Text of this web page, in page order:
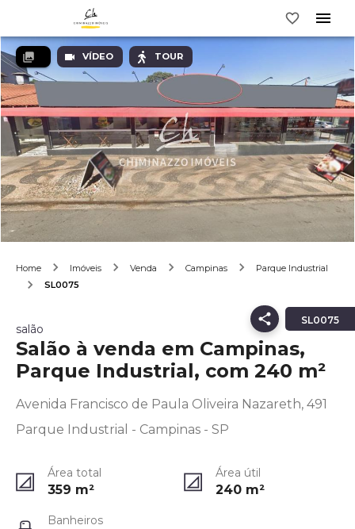
VÍDEO TOUR
Home Imóveis Venda Campinas
Parque Industrial
SL0075
SL0075
salão
Salão à venda em Campinas,
Parque Industrial, com 240 m²
Avenida Francisco de Paula Oliveira Nazareth, 491
Parque Industrial - Campinas - SP
Área total
359 m²
Área útil
240 m²
Banheiros